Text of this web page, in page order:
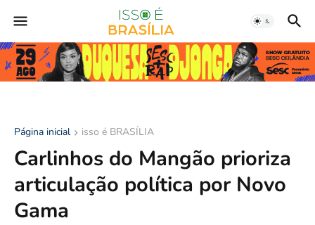
Página inicial isso é BRASÍLIA
Carlinhos do Mangão prioriza
articulação política por Novo
Gama